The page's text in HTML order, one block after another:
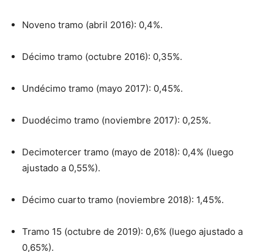
Noveno tramo (abril 2016): 0,4%.
Décimo tramo (octubre 2016): 0,35%.
Undécimo tramo (mayo 2017): 0,45%.
Duodécimo tramo (noviembre 2017): 0,25%.
Decimotercer tramo (mayo de 2018): 0,4% (luego
ajustado a 0,55%).
Décimo cuarto tramo (noviembre 2018): 1,45%.
Tramo 15 (octubre de 2019): 0,6% (luego ajustado a
0,65%).